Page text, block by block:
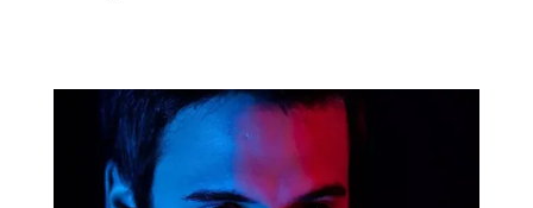
warto wezwać profesjonalne
pogotowie elektryczne